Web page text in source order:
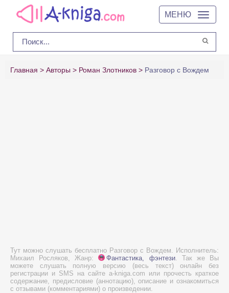
МЕНЮ
Главная Авторы Роман Злотников Разговор с Вождем
Тут можно слушать бесплатно Разговор с Вождем. Исполнитель:
Михаил Росляков, Жанр:
Фантастика, фэнтези. Так же Вы
можете слушать полную версию (весь текст) онлайн без
регистрации и SMS на сайте a-kniga.com или прочесть краткое
содержание, предисловие (аннотацию), описание и ознакомиться
с отзывами (комментариями) о произведении.